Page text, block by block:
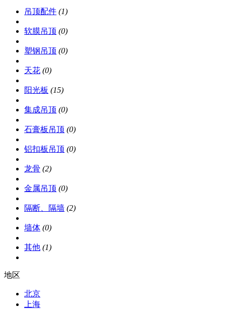
吊顶配件 (1)
软膜吊顶 (0)
塑钢吊顶 (0)
天花 (0)
阳光板 (15)
集成吊顶 (0)
石膏板吊顶 (0)
铝扣板吊顶 (0)
龙骨 (2)
金属吊顶 (0)
隔断、隔墙 (2)
墙体 (0)
其他 (1)
地区
北京
上海